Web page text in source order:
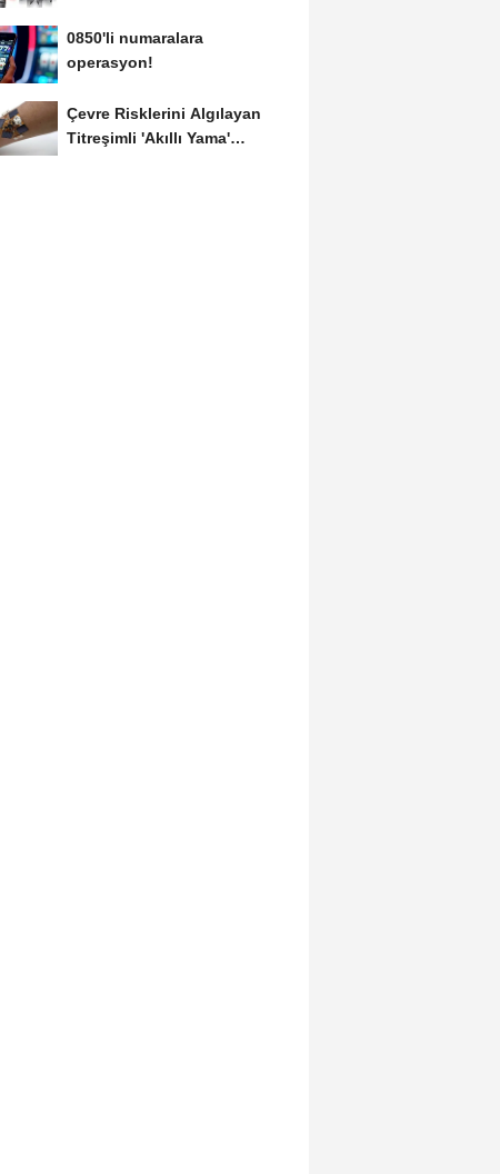
0850'li numaralara
operasyon!
Çevre Risklerini Algılayan
Titreşimli 'Akıllı Yama'